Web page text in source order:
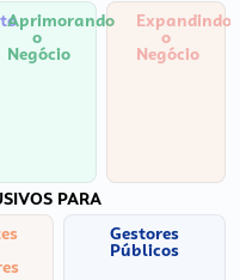
Aprimorando
o
Negócio
Expandindo
o
Negócio
PARA
Gestores
Públicos